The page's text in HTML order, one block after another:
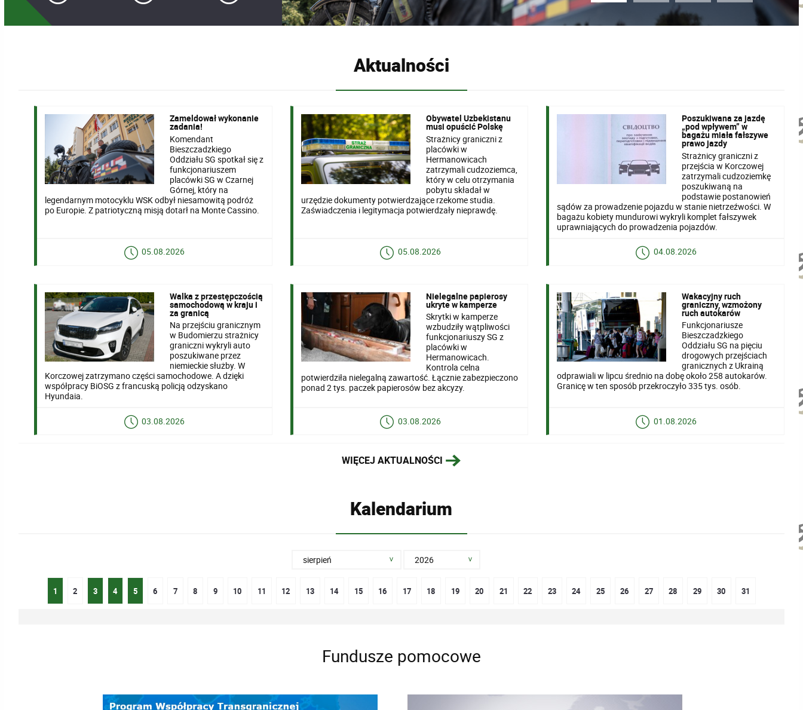
Aktualności
Zameldował wykonanie
zadania!
Komendant
Bieszczadzkiego
Oddziału SG spotkał się z
funkcjonariuszem
placówki SG w Czarnej
Górnej, który na
legendarnym motocyklu WSK odbył niesamowitą podróż
po Europie. Z patriotyczną misją dotarł na Monte Cassino.
05.08.2026
Obywatel Uzbekistanu
musi opuścić Polskę
Strażnicy graniczni z
placówki w
Hermanowicach
zatrzymali cudzoziemca,
który w celu otrzymania
pobytu składał w
urzędzie dokumenty potwierdzające rzekome studia.
Zaświadczenia i legitymacja potwierdzały nieprawdę.
05.08.2026
Poszukiwana za jazdę
„pod wpływem” w
bagażu miała fałszywe
prawo jazdy
Strażnicy graniczni z
przejścia w Korczowej
zatrzymali cudzoziemkę
poszukiwaną na
podstawie postanowień
sądów za prowadzenie pojazdu w stanie nietrzeźwości. W
bagażu kobiety mundurowi wykryli komplet fałszywek
uprawniających do prowadzenia pojazdów.
04.08.2026
Walka z przestępczością
samochodową w kraju i
za granicą
Na przejściu granicznym
w Budomierzu strażnicy
graniczni wykryli auto
poszukiwane przez
niemieckie służby. W
Korczowej zatrzymano części samochodowe. A dzięki
współpracy BiOSG z francuską policją odzyskano
Hyundaia.
03.08.2026
Nielegalne papierosy
ukryte w kamperze
Skrytki w kamperze
wzbudziły wątpliwości
funkcjonariuszy SG z
placówki w
Hermanowicach.
Kontrola celna
potwierdziła nielegalną zawartość. Łącznie zabezpieczono
ponad 2 tys. paczek papierosów bez akcyzy.
03.08.2026
Wakacyjny ruch
graniczny, wzmożony
ruch autokarów
Funkcjonariusze
Bieszczadzkiego
Oddziału SG na pięciu
drogowych przejściach
granicznych z Ukrainą
odprawiali w lipcu średnio na dobę około 258 autokarów.
Granicę w ten sposób przekroczyło 335 tys. osób.
01.08.2026
WIĘCEJ AKTUALNOŚCI
Kalendarium
1 2 3 4 5 6 7 8 9 10 11 12 13 14 15 16 17 18 19 20 21 22 23 24 25 26 27 28 29 30 31
Fundusze pomocowe